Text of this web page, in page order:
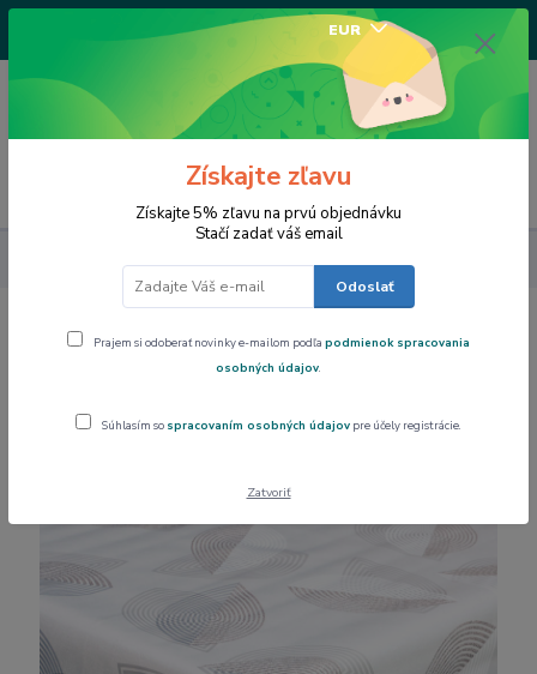
EUR
/Po-Pi 9-17 hod/
0,00 EUR
Dom a byt Obrus PVC, podšitý rôzne rozmery, PTEX 3D5-01
Obrus PVC, podšitý rôzne rozmery,
Novinka
Získajte zľavu
Získajte 5% zľavu na prvú objednávku
Stačí zadať váš email
Odoslať
Prajem si odoberať novinky e-mailom podľa podmienok spracovania
osobných údajov.
Súhlasím so spracovaním osobných údajov pre účely registrácie.
Zatvoriť